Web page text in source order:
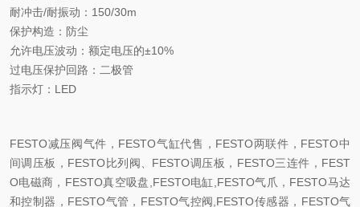
耐冲击/耐振动：150/30m
保护构造：防尘
允许电压波动：额定电压的±10%
过电压保护回路：二极管
指示灯：LED
FESTO减压阀气件，FESTO气缸代售，FESTO两联件，FESTO中
间调压板，FESTO比列阀、FESTO调压板，FESTO三连件，FEST
O电磁商，FESTO真空吸盘,FESTO电缸,FESTO气爪，FESTO马达
和控制器，FESTO气管，FESTO气控阀,FESTO传感器，FESTO气